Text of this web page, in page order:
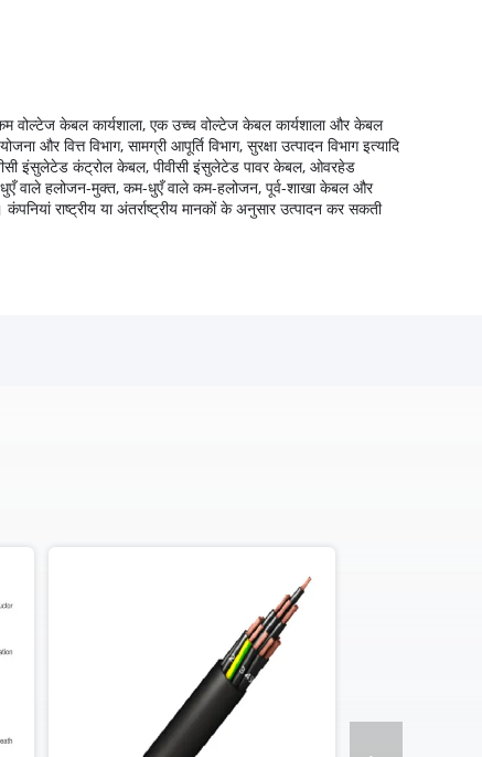
वोल्टेज केबल कार्यशाला, एक उच्च वोल्टेज केबल कार्यशाला और केबल
और वित्त विभाग, सामग्री आपूर्ति विभाग, सुरक्षा उत्पादन विभाग इत्यादि
इंसुलेटेड कंट्रोल केबल, पीवीसी इंसुलेटेड पावर केबल, ओवरहेड
वाले हलोजन-मुक्त, कम-धुएँ वाले कम-हलोजन, पूर्व-शाखा केबल और
कंपनियां राष्ट्रीय या अंतर्राष्ट्रीय मानकों के अनुसार उत्पादन कर सकती